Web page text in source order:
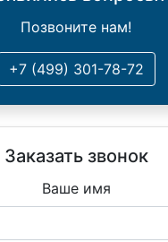
Позвоните нам!
+7 (499) 301-78-72
Заказать звонок
Ваше имя